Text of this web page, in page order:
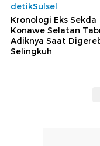
detikSulsel
Kronologi Eks Sekda
Konawe Selatan
Adiknya Saat
Selingkuh